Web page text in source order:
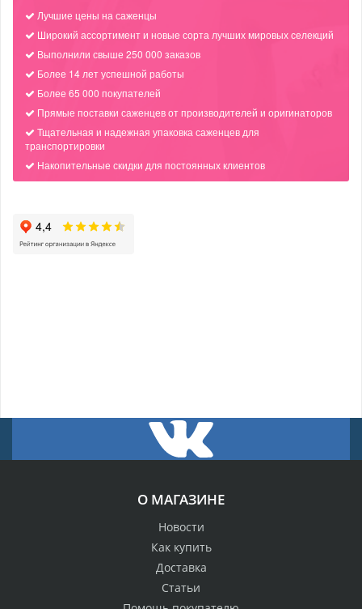
Лучшие цены на саженцы
Широкий ассортимент и новые сорта лучших мировых селекций
Выполнили свыше 250 000 заказов
Более 14 лет успешной работы
Более 65 000 покупателей
Прямые поставки саженцев от производителей и оригинаторов
Тщательная и надежная упаковка саженцев для
транспортировки
Накопительные скидки для постоянных клиентов
О МАГАЗИНЕ
Новости
Как купить
Доставка
Статьи